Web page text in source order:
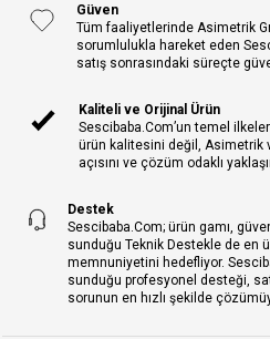
Güven
Tüm faaliyetlerinde Asimetrik
sorumlulukla hareket eden
satış sonrasındaki süreçte
Kaliteli ve Orijinal Ürün
Sescibaba.Com’un temel
ürün kalitesini değil, Asimetrik
açısını ve çözüm odaklı
Destek
Sescibaba.Com; ürün gamı,
sunduğu Teknik Destekle de en
memnuniyetini hedefliyor.
sunduğu profesyonel desteği,
sorunun en hızlı şekilde